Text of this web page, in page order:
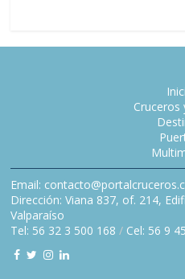
Cruceros
Email:
Dirección: Viana 837, of. 214,
Valparaíso
Tel: 56 32 3 500 168 / Cel: 56 9